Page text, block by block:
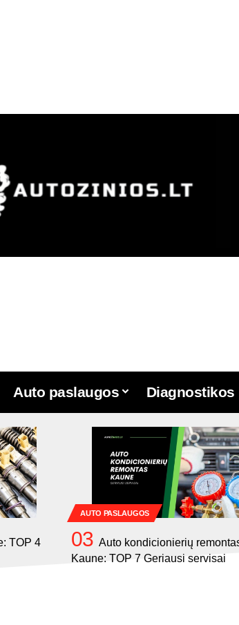
Auto paslaugos Diagnostikos
TOP 4
AUTO PASLAUGOS
Auto kondicionierių
Kaune: TOP 7 Geriausi servisai